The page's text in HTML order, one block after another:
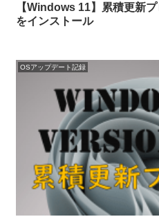
【Windows 11】累積更新
をインストール
OSアップデート記録